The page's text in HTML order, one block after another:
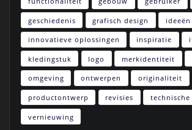
geschiedenis grafisch design ideeën
innovatieve oplossingen inspiratie
kledingstuk logo merkidentiteit
omgeving ontwerpen originaliteit
productontwerp revisies
vernieuwing